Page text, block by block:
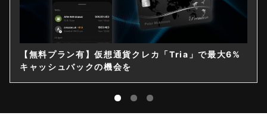
【無料プラン有】仮想通貨クレカ「Tria」で最大6%
キャッシュバックの機会を